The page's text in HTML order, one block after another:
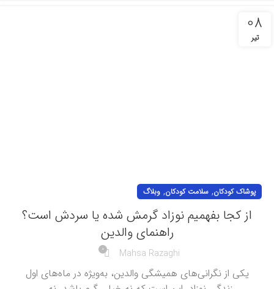
08
تیر
پوشاک کودکان, سلامت کودکان, وبلاگ
از کجا بفهمیم نوزاد گرمش شده یا سردش است؟
راهنمای والدین
Mahsa Razaghi
0
یکی از نگرانی‌های همیشگی والدین، به‌ویژه در ماه‌های اول